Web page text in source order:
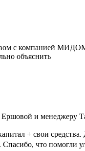
с компанией
объяснить
и менеджеру
+ свои
что